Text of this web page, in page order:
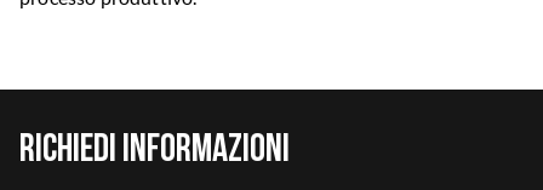
Richiedi informazioni